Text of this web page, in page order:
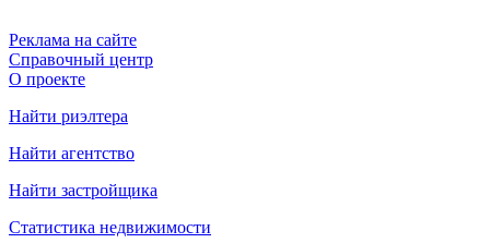
Реклама на сайте
Справочный центр
О проекте
Найти риэлтера
Найти агентство
Найти застройщика
Статистика недвижимости